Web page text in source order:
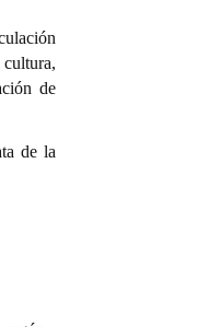
cultura,
de
de la